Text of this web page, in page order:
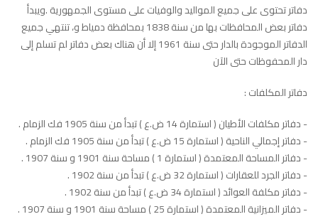
دفاتر تحتوى على جميع المواليد والوفيات على مستوى الجمهورية .ويبدأ
دفاتر بعض المحافظات بها من سنة 1838 بمحافظة دمياط و، تنتهي جميع
الدفاتر الموجودة بالدار حتى سنة 1961 إلا أن هناك بعض دفاتر لم تسلم إلى
دار المحفوظات حتى الآن
دفاتر المكلفات :
- دفاتر مكلفات الأطيان ( استمارة 14 ض.ع ) تبدأ من سنة 1905 فك الزمام .
- دفاتر إجمالي الناحية ( استمارة 15 ض.ع ) تبدأ من سنة 1905 فك الزمام .
- دفاتر المساحة المعتمدة ( استمارة 1 ) مساحة سنة 1901 و سنة 1907 .
- دفاتر الجرد للعقارات ( استمارة 32 ض.ع ) تبدأ من سنة 1902 .
- دفاتر مكلفة العوائد ( استمارة 34 ض.ع ) تبدأ من سنة 1902 .
- دفاتر الميزانية المعتمدة ( استمارة 25 ) مساحة سنة 1901 و سنة 1907 .